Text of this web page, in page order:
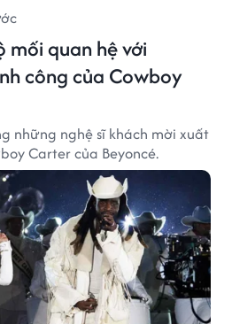
mối quan hệ với
công của Cowboy
những nghệ sĩ khách mời xuất
Carter của Beyoncé.